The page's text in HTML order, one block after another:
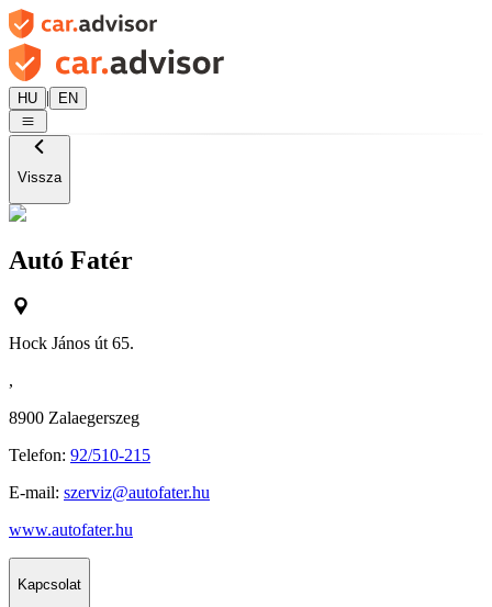
HU | EN
Vissza
Autó Fatér
Hock János út 65.
,
8900 Zalaegerszeg
Telefon: 92/510-215
E-mail: szerviz@autofater.hu
www.autofater.hu
Kapcsolat